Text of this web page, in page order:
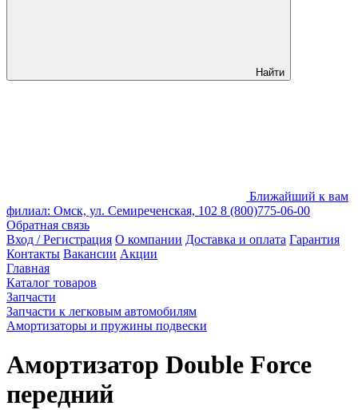
Найти
Ближайший к вам
филиал: Омск, ул. Семиреченская, 102 8 (800)775-06-00
Обратная связь
Вход / Регистрация О компании Доставка и оплата Гарантия
Контакты Вакансии Акции
Главная
Каталог товаров
Запчасти
Запчасти к легковым автомобилям
Амортизаторы и пружины подвески
Амортизатор Double Force
передний